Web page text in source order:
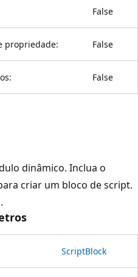
False
propriedade: False
False
dinâmico. Inclua o
criar um bloco de script.
ScriptBlock